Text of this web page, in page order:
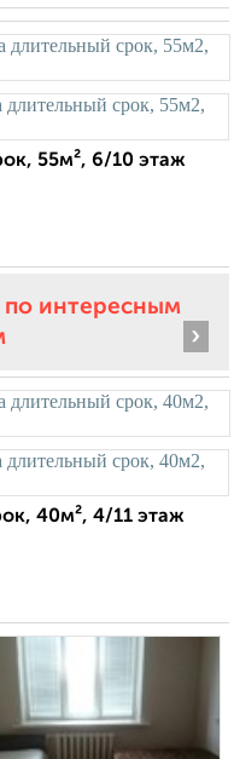
55м², 6/10 этаж
по интересным
›
40м², 4/11 этаж